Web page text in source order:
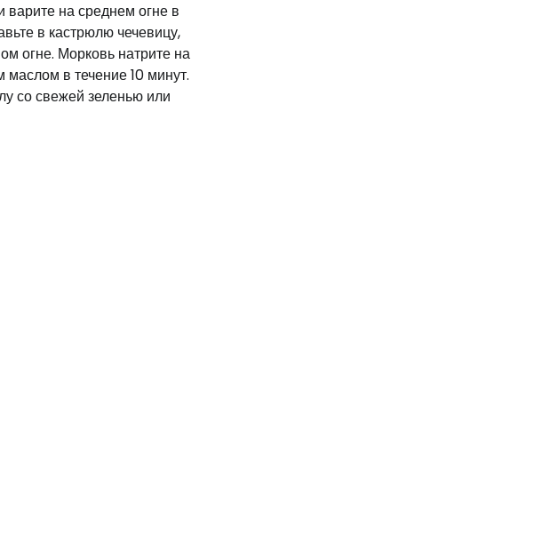
варите на среднем огне в
в кастрюлю чечевицу,
огне. Морковь натрите на
маслом в течение 10 минут.
со свежей зеленью или